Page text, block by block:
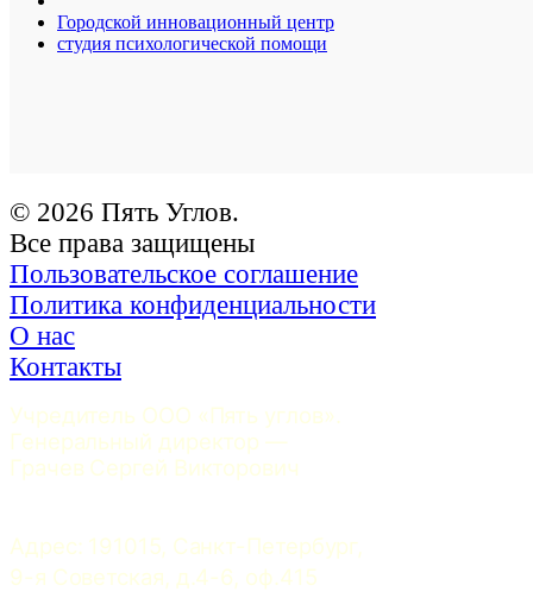
Городской инновационный центр
студия психологической помощи
© 2026 Пять Углов.
Все права защищены
Пользовательское соглашение
Политика конфиденциальности
О нас
Контакты
Учредитель ООО «Пять углов».
Генеральный директор —
Грачев Сергей Викторович
Адрес: 191015, Санкт-Петербург,
9-я Советская, д.4-6, оф.415